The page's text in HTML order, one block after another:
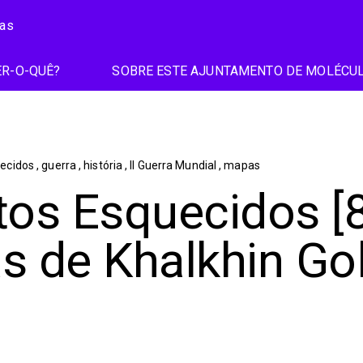
O-QUÊ? SOBRE ESTE AJUNTAMENTO DE
,guerra, história, II Guerra Mundial,mapas
Esquecidos
de Khalkhin